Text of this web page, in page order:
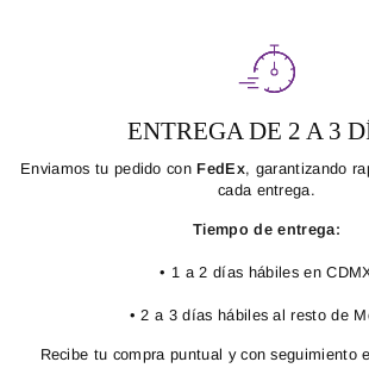
ENTREGA DE 2 A 3
Enviamos tu pedido con FedEx, garantizando
cada entrega.
Tiempo de entrega:
• 1 a 2 días hábiles en
• 2 a 3 días hábiles al resto de
Recibe tu compra puntual y con seguimiento